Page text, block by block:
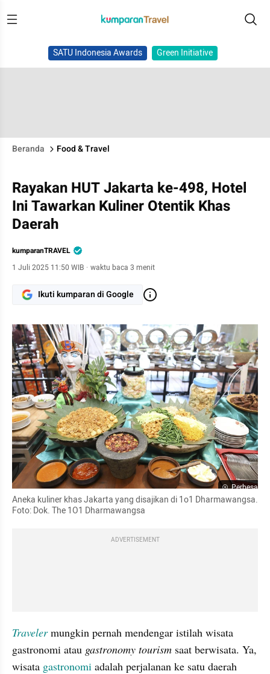
SATU Indonesia Awards Green Initiative
Beranda Food & Travel
Rayakan HUT Jakarta ke-498, Hotel
Ini Tawarkan Kuliner Otentik Khas
Daerah
kumparanTRAVEL
1 Juli 2025 11:50 WIB · waktu baca 3 menit
Ikuti kumparan di Google
Perbesar
Aneka kuliner khas Jakarta yang disajikan di 1o1 Dharmawangsa.
Foto: Dok. The 1O1 Dharmawangsa
ADVERTISEMENT
Traveler mungkin pernah mendengar istilah wisata
gastronomi atau gastronomy tourism saat berwisata. Ya,
wisata gastronomi adalah perjalanan ke satu daerah